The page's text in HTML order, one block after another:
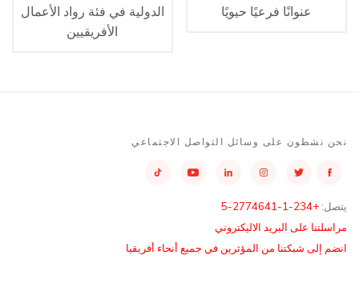
الدولية في فئة رواد الأعمال
الأفريقيين
عنوانًا فرعيًا حيويًا
نحن نشطون على وسائل التواصل الاجتماعي
يتصل: +234-1-2774641-5
مراسلتنا على البريد الاليكتروني
انضم إلى شبكتنا من المؤثرين في جميع أنحاء أفريقيا